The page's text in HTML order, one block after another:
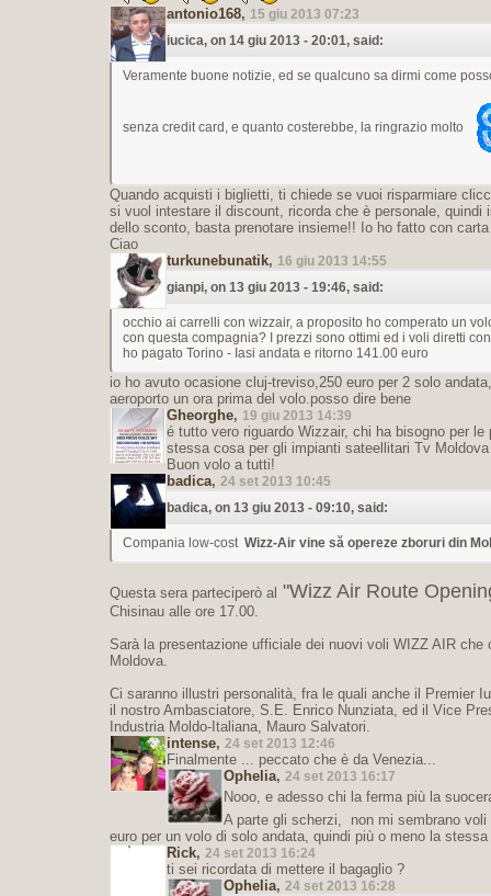
antonio168, 15 giu 2013 07:23
iucica, on 14 giu 2013 - 20:01, said:
Veramente buone notizie, ed se qualcuno sa dirmi come
senza credit card, e quanto costerebbe, la ringrazio molto
Quando acquisti i biglietti, ti chiede se vuoi risparmiare
si vuol intestare il discount, ricorda che è personale,
dello sconto, basta prenotare insieme!! Io ho fatto con
Ciao
turkunebunatik, 16 giu 2013 14:55
gianpi, on 13 giu 2013 - 19:46, said:
occhio ai carrelli con wizzair, a proposito ho comperato un
con questa compagnia? I prezzi sono ottimi ed i voli diretti
ho pagato Torino - Iasi andata e ritorno 141.00 euro
io ho avuto ocasione cluj-treviso,250 euro per 2 solo
aeroporto un ora prima del volo.posso dire bene
Gheorghe, 19 giu 2013 14:39
é tutto vero riguardo Wizzair, chi ha bisogno per
stessa cosa per gli impianti sateellitari Tv
Buon volo a tutti!
badica, 24 set 2013 10:45
badica, on 13 giu 2013 - 09:10, said:
Compania low-cost Wizz-Air vine să opereze zboruri din
Questa sera parteciperò al "Wizz Air Route
Chisinau alle ore 17.00.
Sarà la presentazione ufficiale dei nuovi voli WIZZ AIR
Moldova.
Ci saranno illustri personalità, fra le quali anche il Premier
il nostro Ambasciatore, S.E. Enrico Nunziata, ed il Vice
Industria Moldo-Italiana, Mauro Salvatori.
intense, 24 set 2013 12:46
Finalmente ... peccato che è da Venezia...
Ophelia, 24 set 2013 16:17
Nooo, e adesso chi la ferma più la
A parte gli scherzi, non mi sembrano
euro per un volo di solo andata, quindi più o meno la
Rick, 24 set 2013 16:24
ti sei ricordata di mettere il bagaglio ?
Ophelia, 24 set 2013 16:28